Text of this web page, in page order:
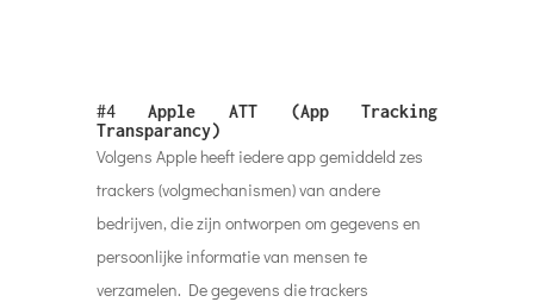
#4Apple ATT (App Tracking
Transparancy)
Volgens Apple heeft iedere app gemiddeld zes
trackers (volgmechanismen) van andere
bedrijven, die zijn ontworpen om gegevens en
persoonlijke informatie van mensen te
verzamelen. De gegevens die trackers